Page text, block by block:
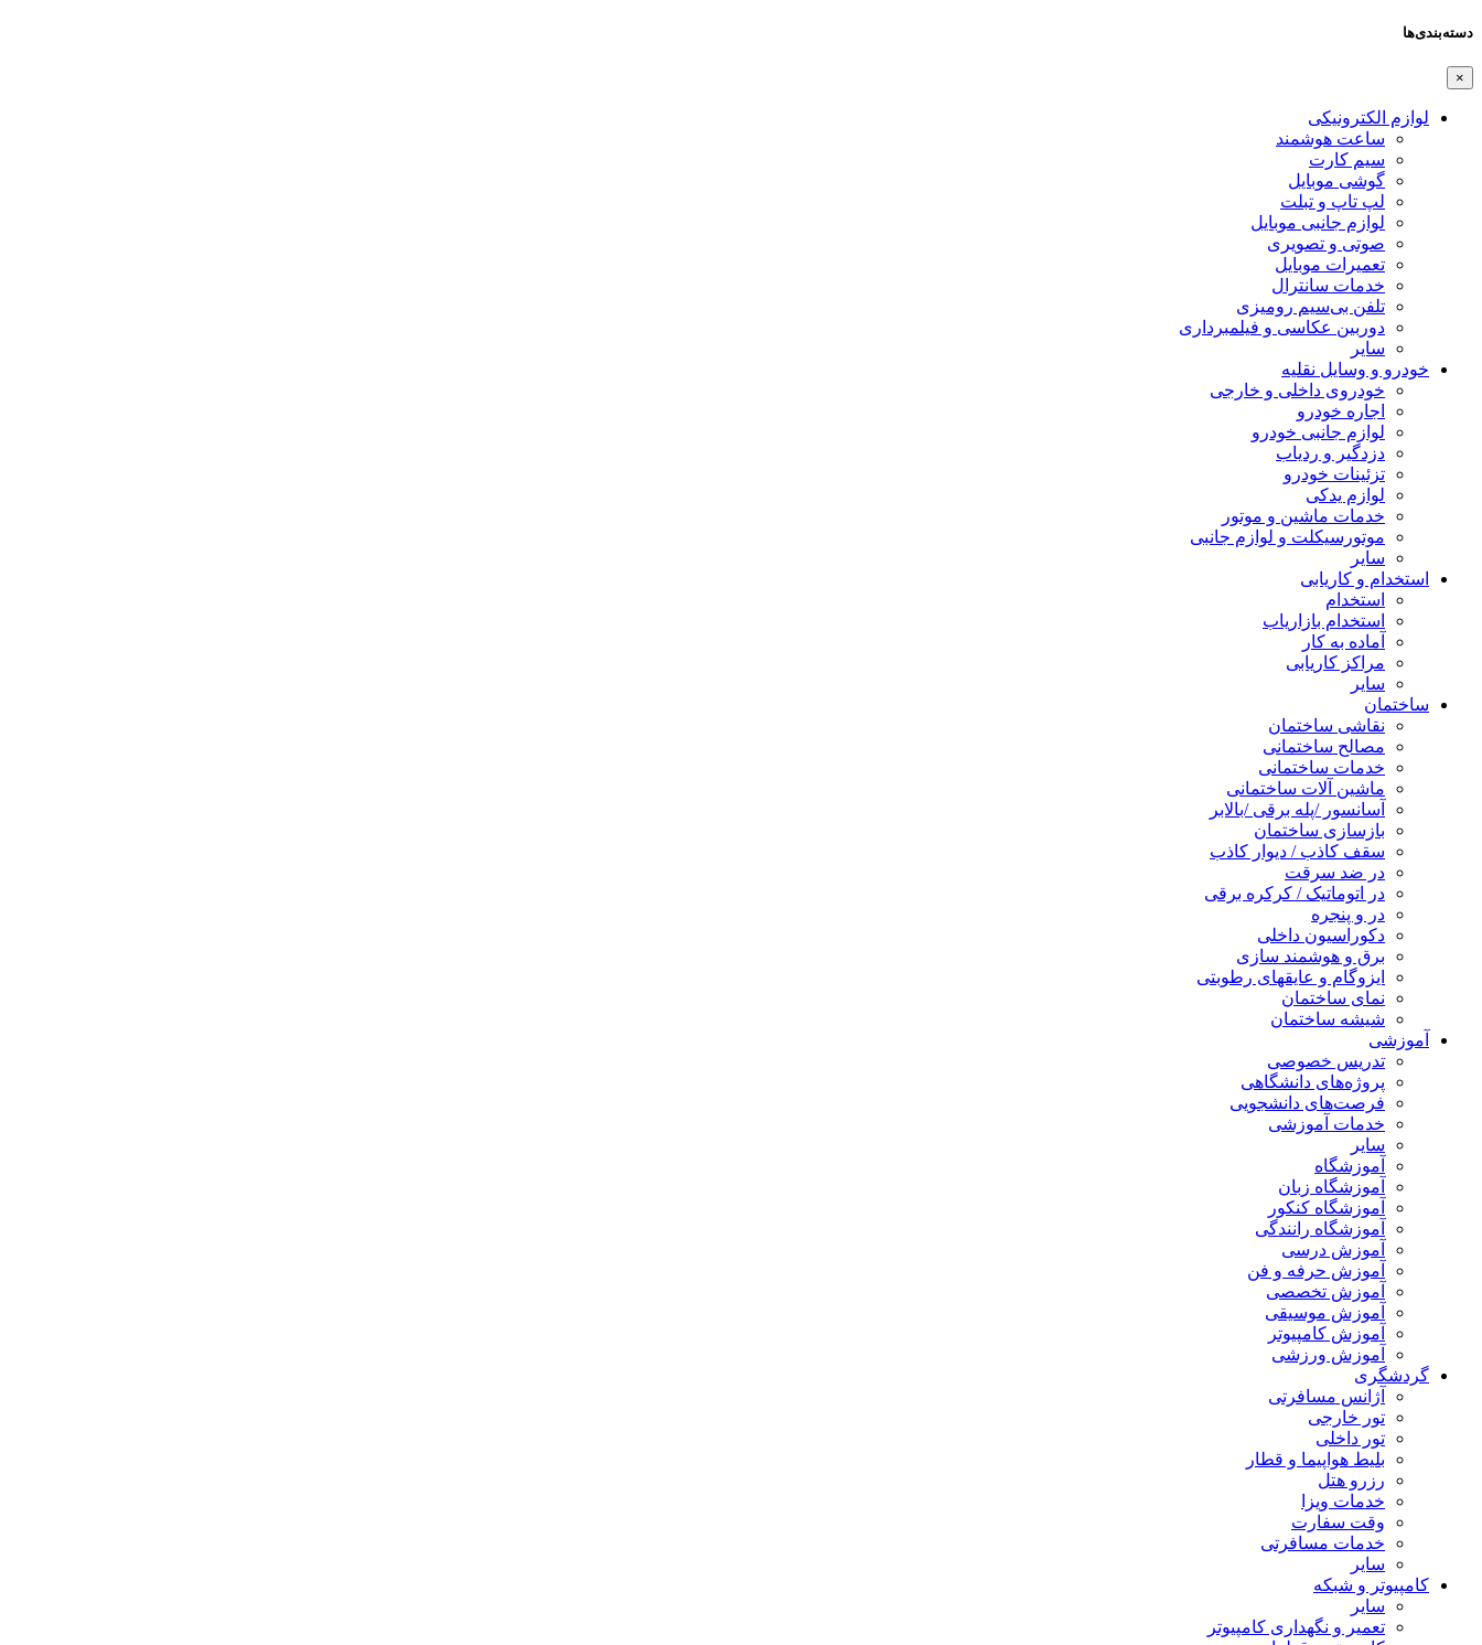
دسته‌بندی‌ها
×
لوازم الکترونیکی
ساعت هوشمند
سیم کارت
گوشی موبایل
لپ تاپ و تبلت
لوازم جانبی موبایل
صوتی و تصویری
تعمیرات موبایل
خدمات سانترال
تلفن بی‌سیم رومیزی
دوربین عکاسی و فیلمبرداری
سایر
خودرو و وسایل نقلیه
خودروی داخلی و خارجی
اجاره خودرو
لوازم جانبی خودرو
دزدگیر و ردیاب
تزئینات خودرو
لوازم یدکی
خدمات ماشین و موتور
موتورسیکلت و لوازم جانبی
سایر
استخدام و کاریابی
استخدام
استخدام بازاریاب
آماده به کار
مراکز کاریابی
سایر
ساختمان
نقاشی ساختمان
مصالح ساختمانی
خدمات ساختمانی
ماشین آلات ساختمانی
آسانسور /پله برقی /بالابر
بازسازی ساختمان
سقف کاذب / دیوار کاذب
در ضد سرقت
در اتوماتیک / کرکره برقی
در و پنجره
دکوراسیون داخلی
برق و هوشمند سازی
ایزوگام و عایقهای رطوبتی
نمای ساختمان
شیشه ساختمان
آموزشی
تدریس خصوصی
پروژه‌های دانشگاهی
فرصت‌های دانشجویی
خدمات آموزشی
سایر
آموزشگاه
آموزشگاه زبان
آموزشگاه کنکور
آموزشگاه رانندگی
آموزش درسی
آموزش حرفه و فن
آموزش تخصصی
آموزش موسیقی
آموزش کامپیوتر
آموزش ورزشی
گردشگری
آژانس مسافرتی
تور خارجی
تور داخلی
بلیط هواپیما و قطار
رزرو هتل
خدمات ویزا
وقت سفارت
خدمات مسافرتی
سایر
کامپیوتر و شبکه
سایر
تعمیر و نگهداری کامپیوتر